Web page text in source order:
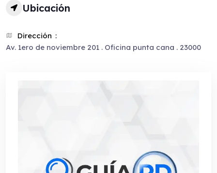
Ubicación
Dirección
Av. 1ero de noviembre 201 . Oficina punta cana . 23000